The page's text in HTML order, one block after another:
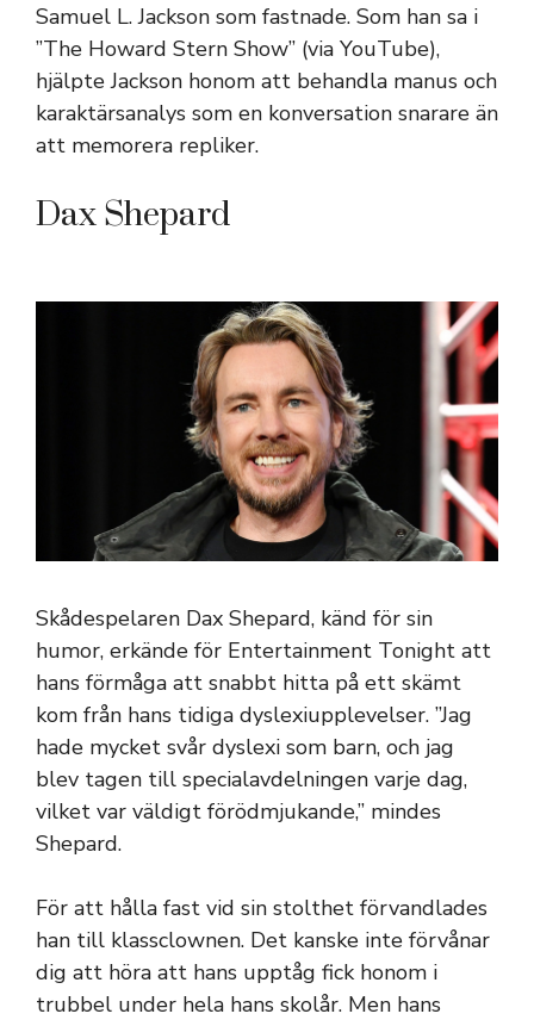
Samuel L. Jackson som fastnade. Som han sa i
”The Howard Stern Show” (via YouTube),
hjälpte Jackson honom att behandla manus och
karaktärsanalys som en konversation snarare än
att memorera repliker.
Dax Shepard
Skådespelaren Dax Shepard, känd för sin
humor, erkände för Entertainment Tonight att
hans förmåga att snabbt hitta på ett skämt
kom från hans tidiga dyslexiupplevelser. ”Jag
hade mycket svår dyslexi som barn, och jag
blev tagen till specialavdelningen varje dag,
vilket var väldigt förödmjukande,” mindes
Shepard.
För att hålla fast vid sin stolthet förvandlades
han till klassclownen. Det kanske inte förvånar
dig att höra att hans upptåg fick honom i
trubbel under hela hans skolår. Men hans